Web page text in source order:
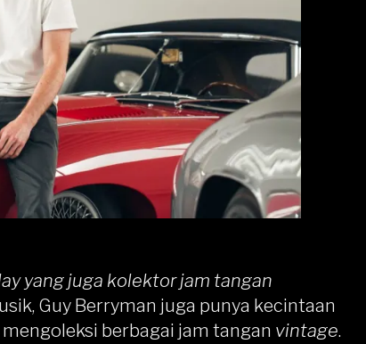
yang juga kolektor jam tangan
Guy Berryman juga punya kecintaan
berbagai jam tangan vintage.